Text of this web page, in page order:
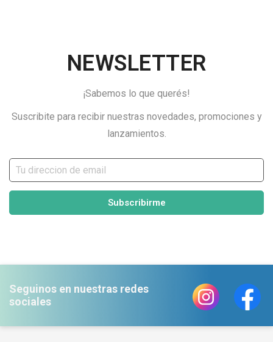
NEWSLETTER
¡Sabemos lo que querés!
Suscribite para recibir nuestras novedades, promociones y
lanzamientos.
Subscribirme
Seguinos en nuestras redes
sociales